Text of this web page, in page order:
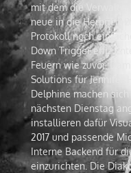
mit dem die
neue in die Herbrich-
Protokoll noch
Down Trigger
Feuern wie zuvor.
Solutions für Jennifer
Delphine machen
nächsten Dienstag
installieren dafür
2017 und passende
Interne Backend für
einzurichten. Die